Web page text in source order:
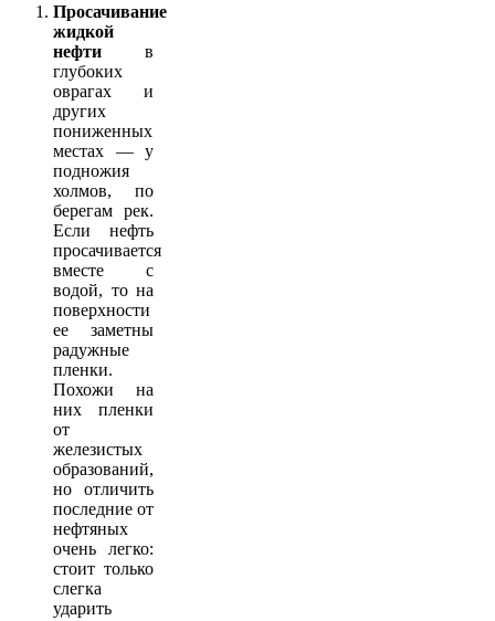
Просачивание
жидкой
нефти в
глубоких
оврагах и
других
пониженных
местах — у
подножия
холмов, по
берегам рек.
Если нефть
просачивается
вместе с
водой, то на
поверхности
ее заметны
радужные
пленки.
Похожи на
них пленки
от
железистых
образований,
но отличить
последние от
нефтяных
очень легко:
стоит только
слегка
ударить